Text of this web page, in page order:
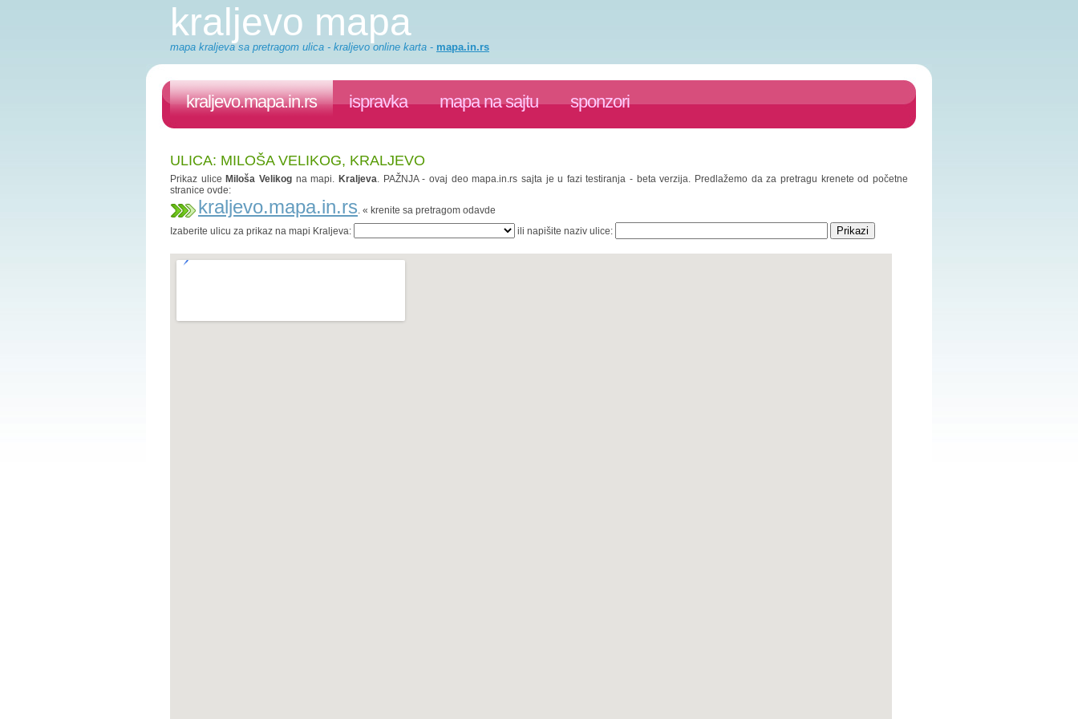
kraljevo mapa
mapa kraljeva sa pretragom ulica - kraljevo online karta - mapa.in.rs
kraljevo.mapa.in.rs ispravka mapa na sajtu sponzori
ULICA: MILOŠA VELIKOG, KRALJEVO
Prikaz ulice Miloša Velikogna mapi. Kraljeva. PAŽNJA - ovaj deo mapa.in.rs sajta je u fazi testiranja - beta verzija. Predlažemo da za pretragu krenete od početne
stranice ovde:
kraljevo.mapa.in.rs. « krenite sa pretragom odavde
Izaberite ulicu za prikaz na mapi Kraljeva:
ili napišite naziv ulice: